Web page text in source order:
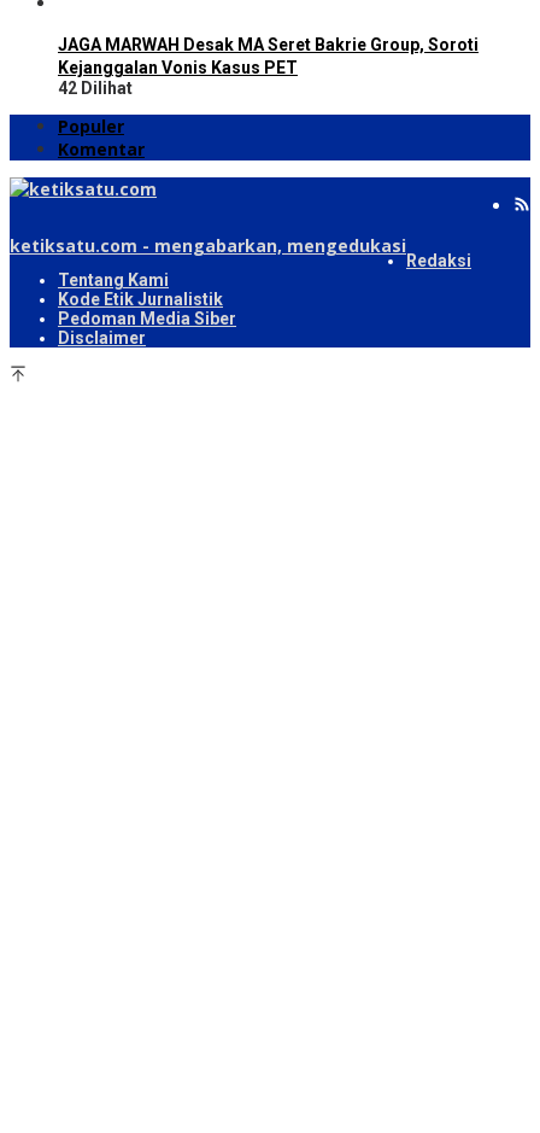
JAGA MARWAH Desak MA Seret Bakrie Group, Soroti
Kejanggalan Vonis Kasus PET
42 Dilihat
Populer
Komentar
ketiksatu.com - mengabarkan, mengedukasi
Redaksi
Tentang Kami
Kode Etik Jurnalistik
Pedoman Media Siber
Disclaimer